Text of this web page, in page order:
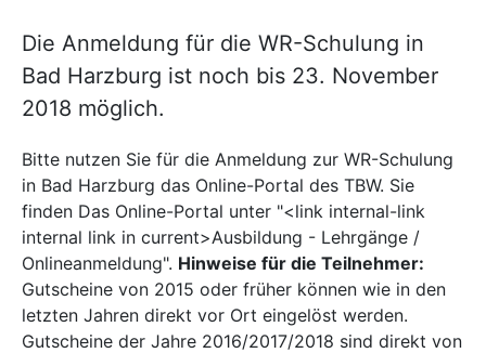
Die Anmeldung für die WR-Schulung in
Bad Harzburg ist noch bis 23. November
2018 möglich.
Bitte nutzen Sie für die Anmeldung zur WR-Schulung
in Bad Harzburg das Online-Portal des TBW. Sie
finden Das Online-Portal unter "<link internal-link
internal link in current>Ausbildung - Lehrgänge /
Onlineanmeldung". Hinweise für die Teilnehmer:
Gutscheine von 2015 oder früher können wie in den
letzten Jahren direkt vor Ort eingelöst werden.
Gutscheine der Jahre 2016/2017/2018 sind direkt von